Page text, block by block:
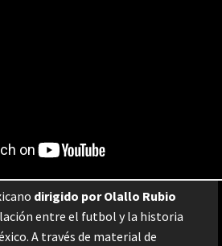
dirigido por Olallo Rubio
entre el futbol y la historia
A través de material de